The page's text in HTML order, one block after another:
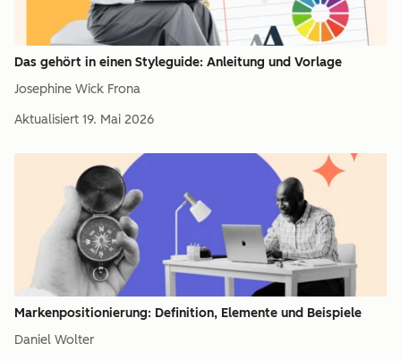
Das gehört in einen Styleguide: Anleitung und Vorlage
Josephine Wick Frona
Aktualisiert 19. Mai 2026
Markenpositionierung: Definition, Elemente und Beispiele
Daniel Wolter